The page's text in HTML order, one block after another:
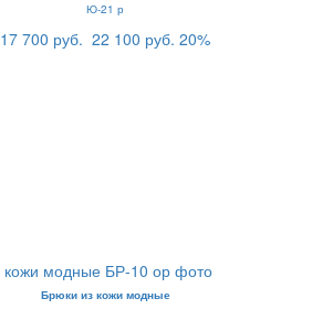
Ю-21 р
17 700 руб. 22 100 руб. 20%
Брюки из кожи модные